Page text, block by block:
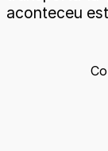
aconteceu